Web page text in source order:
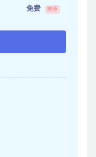
免费 推荐